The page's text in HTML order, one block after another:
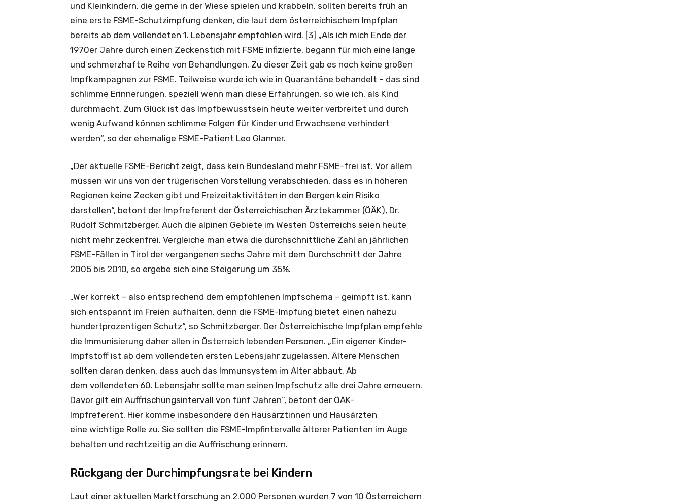
und Kleinkindern, die gerne in der Wiese spielen und krabbeln, sollten bereits früh an
eine erste FSME-Schutzimpfung denken, die laut dem österreichischem Impfplan
bereits ab dem vollendeten 1. Lebensjahr empfohlen wird. [3] „Als ich mich Ende der
1970er Jahre durch einen Zeckenstich mit FSME infizierte, begann für mich eine lange
und schmerzhafte Reihe von Behandlungen. Zu dieser Zeit gab es noch keine großen
Impfkampagnen zur FSME. Teilweise wurde ich wie in Quarantäne behandelt – das sind
schlimme Erinnerungen, speziell wenn man diese Erfahrungen, so wie ich, als Kind
durchmacht. Zum Glück ist das Impfbewusstsein heute weiter verbreitet und durch
wenig Aufwand können schlimme Folgen für Kinder und Erwachsene verhindert
werden“, so der ehemalige FSME-Patient Leo Glanner.
„Der aktuelle FSME-Bericht zeigt, dass kein Bundesland mehr FSME-frei ist. Vor allem
müssen wir uns von der trügerischen Vorstellung verabschieden, dass es in höheren
Regionen keine Zecken gibt und Freizeitaktivitäten in den Bergen kein Risiko
darstellen“, betont der Impfreferent der Österreichischen Ärztekammer (ÖÄK), Dr.
Rudolf Schmitzberger. Auch die alpinen Gebiete im Westen Österreichs seien heute
nicht mehr zeckenfrei. Vergleiche man etwa die durchschnittliche Zahl an jährlichen
FSME-Fällen in Tirol der vergangenen sechs Jahre mit dem Durchschnitt der Jahre
2005 bis 2010, so ergebe sich eine Steigerung um 35%.
„Wer korrekt – also entsprechend dem empfohlenen Impfschema – geimpft ist, kann
sich entspannt im Freien aufhalten, denn die FSME-Impfung bietet einen nahezu
hundertprozentigen Schutz“, so Schmitzberger. Der Österreichische Impfplan empfehle
die Immunisierung daher allen in Österreich lebenden Personen. „Ein eigener Kinder-
Impfstoff ist ab dem vollendeten ersten Lebensjahr zugelassen. Ältere Menschen
sollten daran denken, dass auch das Immunsystem im Alter abbaut. Ab
dem vollendeten 60. Lebensjahr sollte man seinen Impfschutz alle drei Jahre erneuern.
Davor gilt ein Auffrischungsintervall von fünf Jahren“, betont der ÖÄK-
Impfreferent. Hier komme insbesondere den Hausärztinnen und Hausärzten
eine wichtige Rolle zu. Sie sollten die FSME-Impfintervalle älterer Patienten im Auge
behalten und rechtzeitig an die Auffrischung erinnern.
Rückgang der Durchimpfungsrate bei Kindern
Laut einer aktuellen Marktforschung an 2.000 Personen wurden 7 von 10 Österreichern